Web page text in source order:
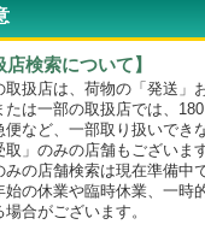
店検索について】
扱店は、荷物の「発送」
一部の取扱店では、180
ど、一部取り扱いできな
のみの店舗もございます
店舗検索は現在準備中で
の休業や臨時休業、一時
合がございます。